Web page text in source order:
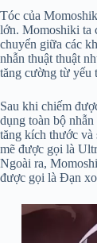
Tóc của
lớn. Momoshiki ta
chuyển giữa các
nhẫn thuật thuật
tăng cường từ yếu
Sau khi chiếm
dụng toàn bộ
tăng kích thước và
mẽ được gọi là
Ngoài ra,
được gọi là Đạn